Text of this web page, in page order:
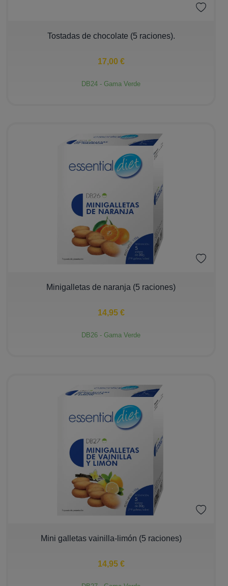
+
Tostadas de chocolate (5 raciones).
17,00 €
DB24 - Gama Verde
+
Minigalletas de naranja (5 raciones)
14,95 €
DB26 - Gama Verde
+
Mini galletas vainilla-limón (5 raciones)
14,95 €